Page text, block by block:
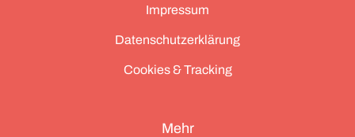
Impressum
Datenschutzerklärung
Cookies & Tracking
Mehr